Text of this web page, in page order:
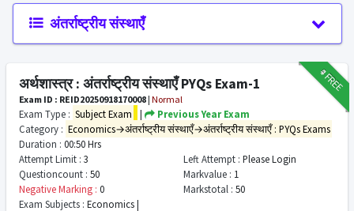
अंतर्राष्ट्रीय संस्थाएँ
₹9
FREE
अर्थशास्त्र : अंतर्राष्ट्रीय संस्थाएँ PYQs Exam-1
Exam ID : REID20250918170008 | Normal
Exam Type : Subject Exam |
Previous Year Exam
Category : Economics→अंतर्राष्ट्रीय संस्थाएँ→अंतर्राष्ट्रीय संस्थाएँ : PYQs Exams
Duration : 00:50 Hrs
Attempt Limit : 3 Left Attempt : Please Login
Questioncount : 50 Markvalue : 1
Negative Marking : 0 Markstotal : 50
Exam Subjects : Economics |